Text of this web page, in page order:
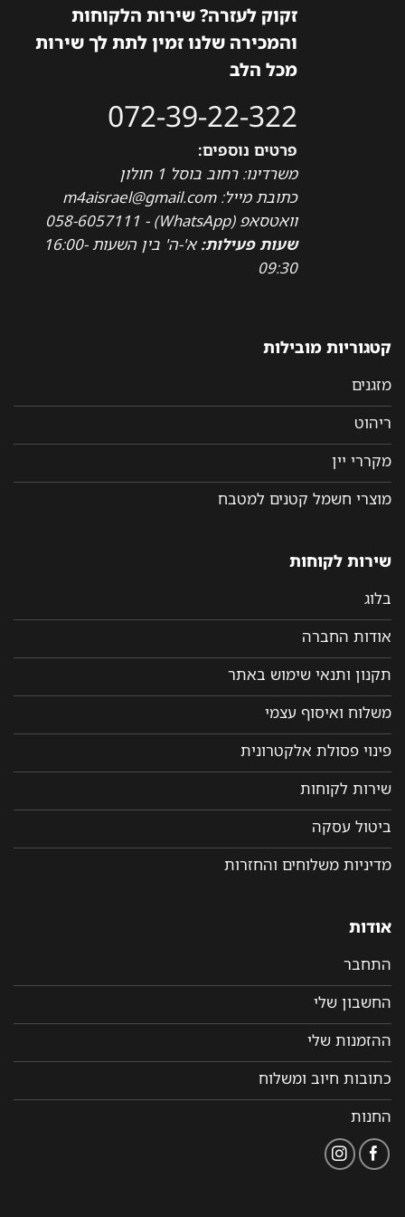
זקוק לעזרה? שירות הלקוחות
והמכירה שלנו זמין לתת לך שירות
מכל הלב
072-39-22-322
פרטים נוספים:
משרדינו: רחוב בוסל 1 חולון
כתובת מייל: m4aisrael@gmail.com
וואטסאפ (WhatsApp) - 058-6057111
שעות פעילות:
א'-ה' בין השעות 16:00-
09:30
קטגוריות מובילות
מזגנים
ריהוט
מקררי יין
מוצרי חשמל קטנים למטבח
שירות לקוחות
בלוג
אודות החברה
תקנון ותנאי שימוש באתר
משלוח ואיסוף עצמי
פינוי פסולת אלקטרונית
שירות לקוחות
ביטול עסקה
מדיניות משלוחים והחזרות
אודות
התחבר
החשבון שלי
ההזמנות שלי
כתובות חיוב ומשלוח
החנות